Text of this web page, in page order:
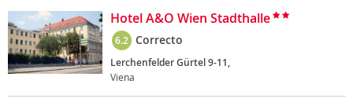
Hotel A&O Wien Stadthalle
6.2 Correcto
Lerchenfelder Gürtel 9-11,
Viena